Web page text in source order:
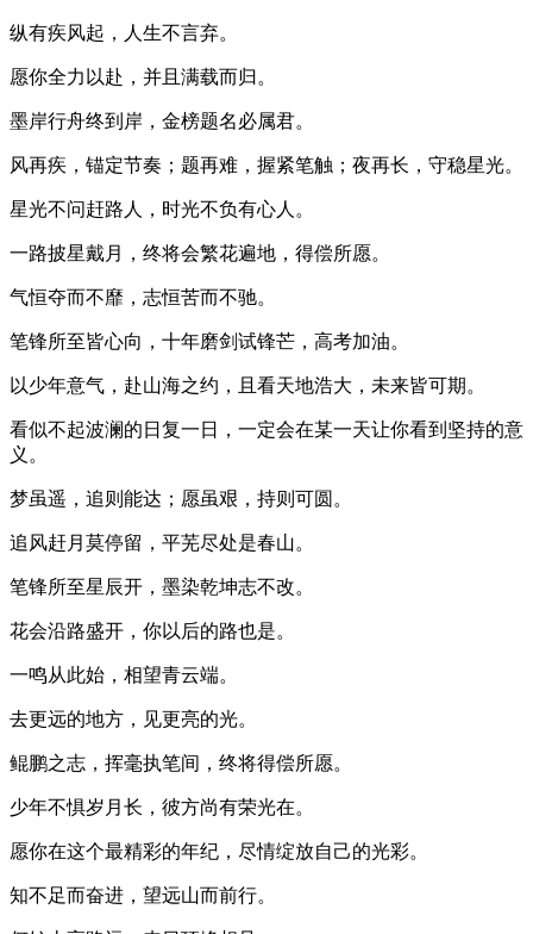
纵有疾风起，人生不言弃。
愿你全力以赴，并且满载而归。
墨岸行舟终到岸，金榜题名必属君。
风再疾，锚定节奏；题再难，握紧笔触；夜再长，守稳星光。
星光不问赶路人，时光不负有心人。
一路披星戴月，终将会繁花遍地，得偿所愿。
气恒夺而不靡，志恒苦而不驰。
笔锋所至皆心向，十年磨剑试锋芒，高考加油。
以少年意气，赴山海之约，且看天地浩大，未来皆可期。
看似不起波澜的日复一日，一定会在某一天让你看到坚持的意
义。
梦虽遥，追则能达；愿虽艰，持则可圆。
追风赶月莫停留，平芜尽处是春山。
笔锋所至星辰开，墨染乾坤志不改。
花会沿路盛开，你以后的路也是。
一鸣从此始，相望青云端。
去更远的地方，见更亮的光。
鲲鹏之志，挥毫执笔间，终将得偿所愿。
少年不惧岁月长，彼方尚有荣光在。
愿你在这个最精彩的年纪，尽情绽放自己的光彩。
知不足而奋进，望远山而前行。